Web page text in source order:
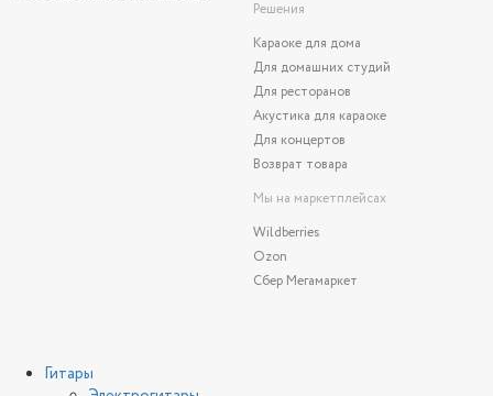
Решения
Караоке для дома
Для домашних студий
Для ресторанов
Акустика для караоке
Для концертов
Возврат товара
Мы на маркетплейсах
Wildberries
Ozon
Сбер Мегамаркет
Гитары